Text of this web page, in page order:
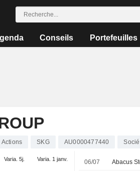
Conseils Portefeuilles
Actions SKG AU0000477440
Varia. 5j. Varia. 1 janv. 06/07